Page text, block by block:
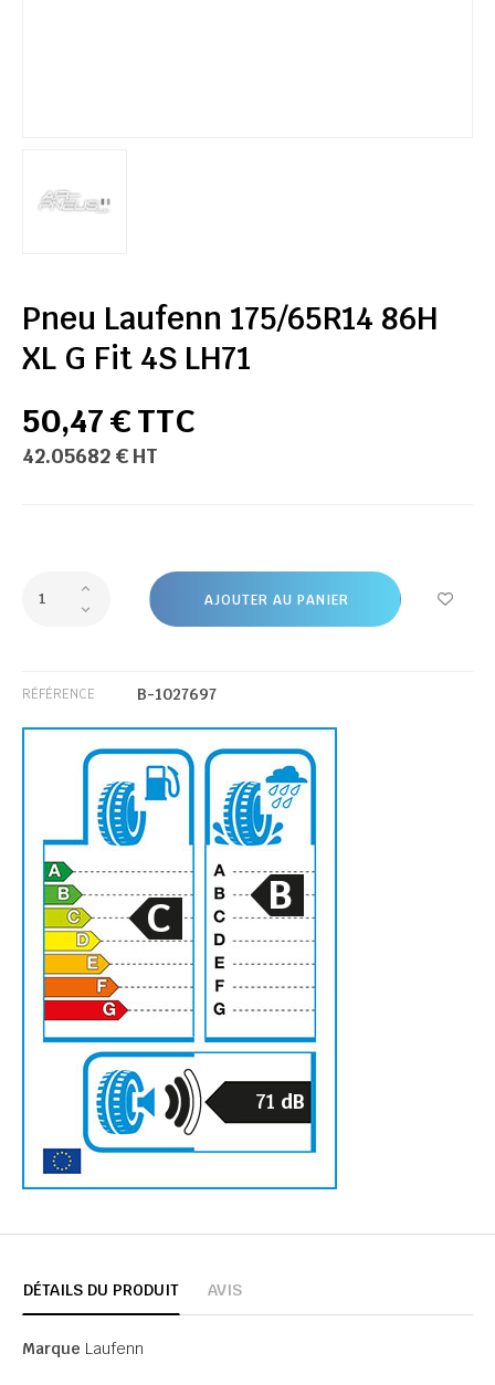
Pneu Laufenn 175/65R14 86H
XL G Fit 4S LH71
50,47 € TTC
42.05682 € HT
AJOUTER AU PANIER
RÉFÉRENCE B-1027697
C B
71 dB
DÉTAILS DU PRODUIT AVIS
Marque Laufenn